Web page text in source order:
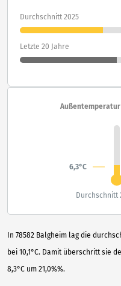
In 78582 Balgheim lag die
bei 10,1°C. Damit überschritt sie
8,3°C um 21,0%%.
Durchschnitt 2025
Letzte 20 Jahre
6,3°C
Durchschnitt